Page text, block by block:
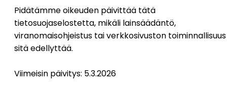
Pidätämme oikeuden päivittää tätä
tietosuojaselostetta, mikäli lainsäädäntö,
viranomaisohjeistus tai verkkosivuston toiminnallisuus
sitä edellyttää.
Viimeisin päivitys: 5.3.2026